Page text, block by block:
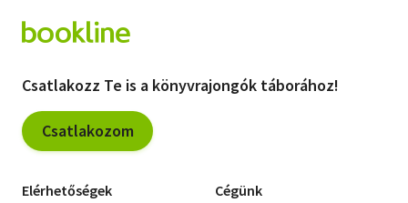
Csatlakozz Te is a könyvrajongók táborához!
Csatlakozom
Elérhetőségek Cégünk